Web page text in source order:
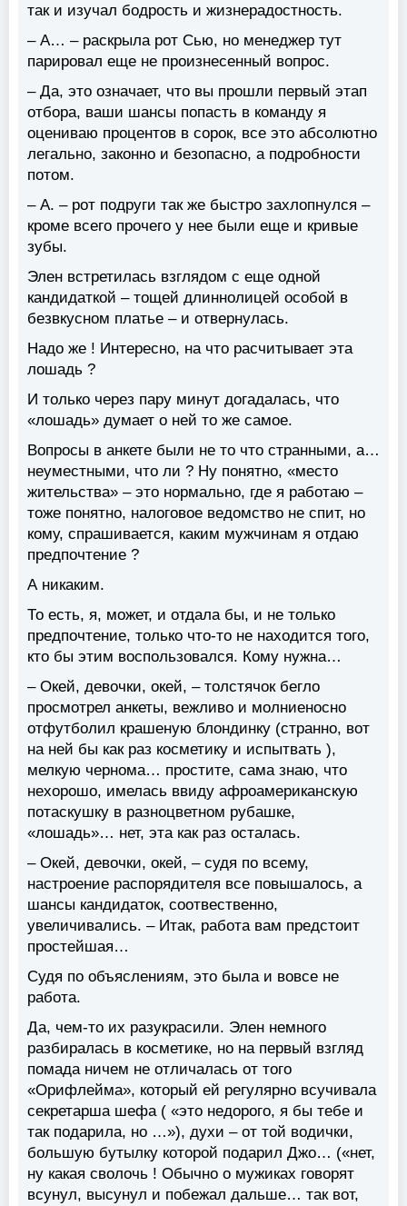
так и изучал бодрость и жизнерадостность.
– А… – раскрыла рот Сью, но менеджер тут
парировал еще не произнесенный вопрос.
– Да, это означает, что вы прошли первый этап
отбора, ваши шансы попасть в команду я
оцениваю процентов в сорок, все это абсолютно
легально, законно и безопасно, а подробности
потом.
– А. – рот подруги так же быстро захлопнулся –
кроме всего прочего у нее были еще и кривые
зубы.
Элен встретилась взглядом с еще одной
кандидаткой – тощей длиннолицей особой в
безвкусном платье – и отвернулась.
Надо же ! Интересно, на что расчитывает эта
лошадь ?
И только через пару минут догадалась, что
«лошадь» думает о ней то же самое.
Вопросы в анкете были не то что странными, а…
неуместными, что ли ? Ну понятно, «место
жительства» – это нормально, где я работаю –
тоже понятно, налоговое ведомство не спит, но
кому, спрашивается, каким мужчинам я отдаю
предпочтение ?
А никаким.
То есть, я, может, и отдала бы, и не только
предпочтение, только что-то не находится того,
кто бы этим воспользовался. Кому нужна…
– Окей, девочки, окей, – толстячок бегло
просмотрел анкеты, вежливо и молниеносно
отфутболил крашеную блондинку (странно, вот
на ней бы как раз косметику и испытвать ),
мелкую чернома… простите, сама знаю, что
нехорошо, имелась ввиду афроамериканскую
потаскушку в разноцветном рубашке,
«лошадь»… нет, эта как раз осталась.
– Окей, девочки, окей, – судя по всему,
настроение распорядителя все повышалось, а
шансы кандидаток, соотвественно,
увеличивались. – Итак, работа вам предстоит
простейшая…
Судя по объяслениям, это была и вовсе не
работа.
Да, чем-то их разукрасили. Элен немного
разбиралась в косметике, но на первый взгляд
помада ничем не отличалась от того
«Орифлейма», который ей регулярно всучивала
секретарша шефа ( «это недорого, я бы тебе и
так подарила, но …»), духи – от той водички,
большую бутылку которой подарил Джо… («нет,
ну какая сволочь ! Обычно о мужиках говорят
всунул, высунул и побежал дальше… так вот,